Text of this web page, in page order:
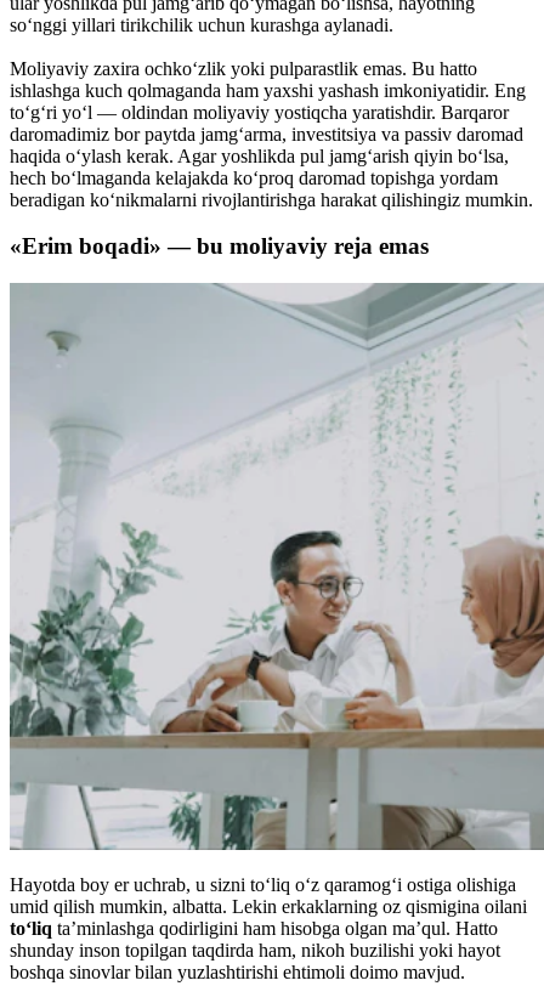
so‘nggi yillari tirikchilik uchun kurashga aylanadi.
Moliyaviy zaxira ochko‘zlik yoki pulparastlik emas. Bu hatto
ishlashga kuch qolmaganda ham yaxshi yashash imkoniyatidir. Eng
to‘g‘ri yo‘l — oldindan moliyaviy yostiqcha yaratishdir. Barqaror
daromadimiz bor paytda jamg‘arma, investitsiya va passiv daromad
haqida o‘ylash kerak. Agar yoshlikda pul jamg‘arish qiyin bo‘lsa,
hech bo‘lmaganda kelajakda ko‘proq daromad topishga yordam
beradigan ko‘nikmalarni rivojlantirishga harakat qilishingiz mumkin.
«Erim boqadi» — bu moliyaviy reja emas
Hayotda boy er uchrab, u sizni to‘liq o‘z qaramog‘i ostiga olishiga
umid qilish mumkin, albatta. Lekin erkaklarning oz qismigina oilani
to‘liq ta’minlashga qodirligini ham hisobga olgan ma’qul. Hatto
shunday inson topilgan taqdirda ham, nikoh buzilishi yoki hayot
boshqa sinovlar bilan yuzlashtirishi ehtimoli doimo mavjud.